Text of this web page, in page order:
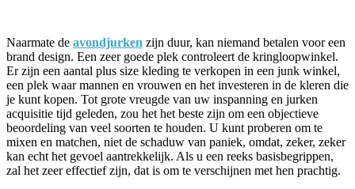
Naarmate de avondjurken zijn duur, kan niemand betalen voor een
brand design. Een zeer goede plek controleert de kringloopwinkel.
Er zijn een aantal plus size kleding te verkopen in een junk winkel,
een plek waar mannen en vrouwen en het investeren in de kleren die
je kunt kopen. Tot grote vreugde van uw inspanning en jurken
acquisitie tijd geleden, zou het het beste zijn om een objectieve
beoordeling van veel soorten te houden. U kunt proberen om te
mixen en matchen, niet de schaduw van paniek, omdat, zeker, zeker
kan echt het gevoel aantrekkelijk. Als u een reeks basisbegrippen,
zal het zeer effectief zijn, dat is om te verschijnen met hen prachtig.